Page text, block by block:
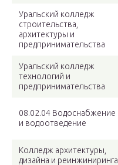
Уральский колледж
строительства,
архитектуры и
предпринимательства
Уральский колледж
технологий и
предпринимательства
08.02.04 Водоснабжение
и водоотведение
Колледж архитектуры,
дизайна и реинжиниринга